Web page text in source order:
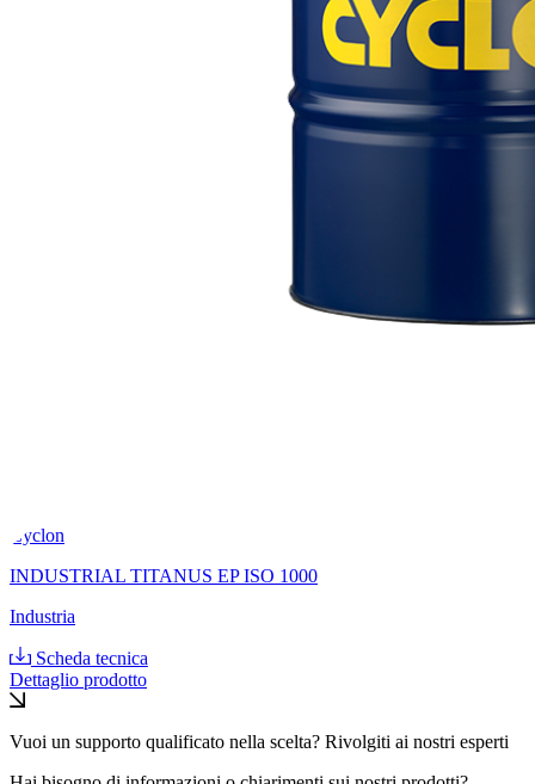
Cyclon
INDUSTRIAL TITANUS EP ISO 1000
Industria
Scheda tecnica
Dettaglio prodotto
Vuoi un supporto qualificato nella scelta? Rivolgiti ai nostri esperti